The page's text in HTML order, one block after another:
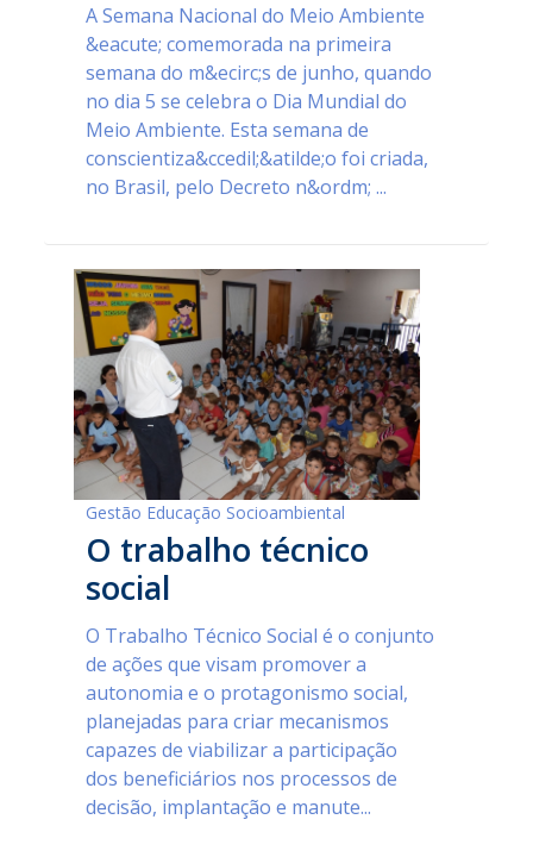
A Semana Nacional do Meio Ambiente
&eacute; comemorada na primeira
semana do m&ecirc;s de junho, quando
no dia 5 se celebra o Dia Mundial do
Meio Ambiente. Esta semana de
conscientiza&ccedil;&atilde;o foi criada,
no Brasil, pelo Decreto n&ordm; ...
Gestão Educação Socioambiental
O trabalho técnico
social
O Trabalho Técnico Social é o conjunto
de ações que visam promover a
autonomia e o protagonismo social,
planejadas para criar mecanismos
capazes de viabilizar a participação
dos beneficiários nos processos de
decisão, implantação e manute...